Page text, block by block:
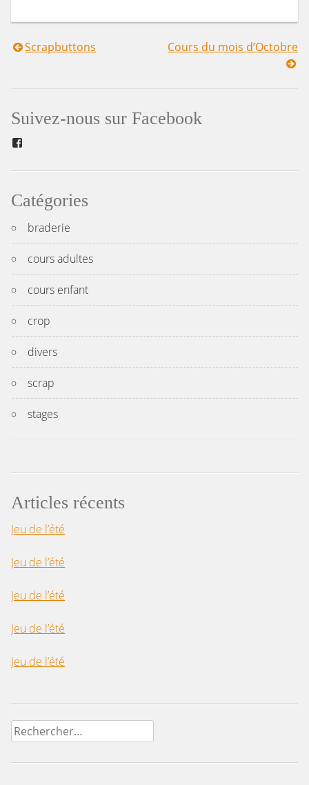
Navigation
l’article
Scrapbuttons Cours du mois d’Octobre
Suivez-nous sur Facebook
Catégories
braderie
cours adultes
cours enfant
crop
divers
scrap
stages
Articles récents
Jeu de l’été
Jeu de l’été
Jeu de l’été
Jeu de l’été
Jeu de l’été
Rechercher :